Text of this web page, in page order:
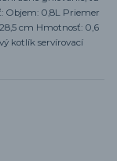
Objem: 0,8L Priemer
cm Hmotnosť: 0,6
kotlík servírovací